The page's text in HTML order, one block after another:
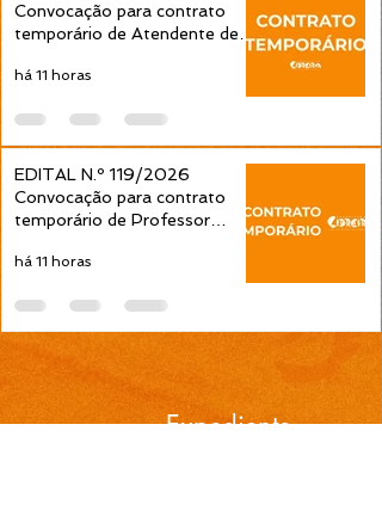
Convocação para contrato
temporário de Atendente de
pela Prefeitura de Cidreira
há 11 horas
EDITAL N.º 119/2026
Convocação para contrato
temporário de Professor
Séries é publicada pela
há 11 horas
Expediente